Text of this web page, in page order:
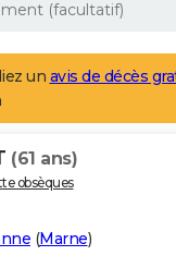
un avis de décès
(61 ans)
obsèques
(Marne)